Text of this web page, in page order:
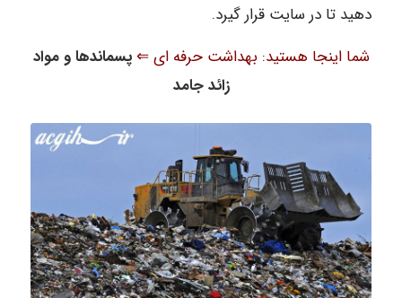
دهید تا در سایت قرار گیرد.
شما اینجا هستید: بهداشت حرفه ای ⇐پسماندها و مواد
زائد جامد